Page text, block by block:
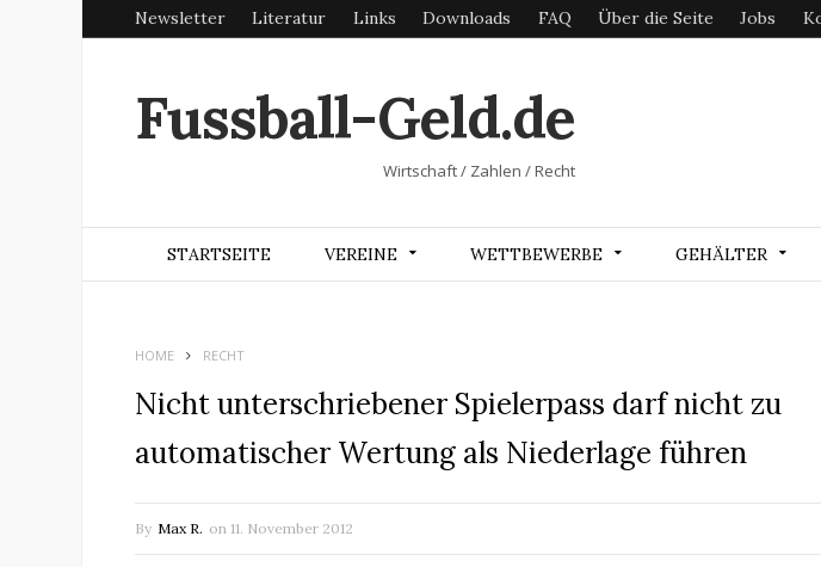
Newsletter Literatur Links Downloads FAQ Über die Seite Jobs
Fussball-Geld.de
Wirtschaft / Zahlen / Recht
STARTSEITE VEREINE WETTBEWERBE GEHÄLTER
HOME RECHT
Nicht unterschriebener Spielerpass darf nicht zu
automatischer Wertung als Niederlage führen
By Max R. on 11. November 2012